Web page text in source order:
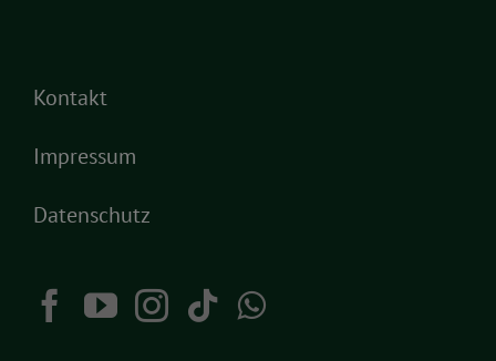
Kontakt
Impressum
Datenschutz